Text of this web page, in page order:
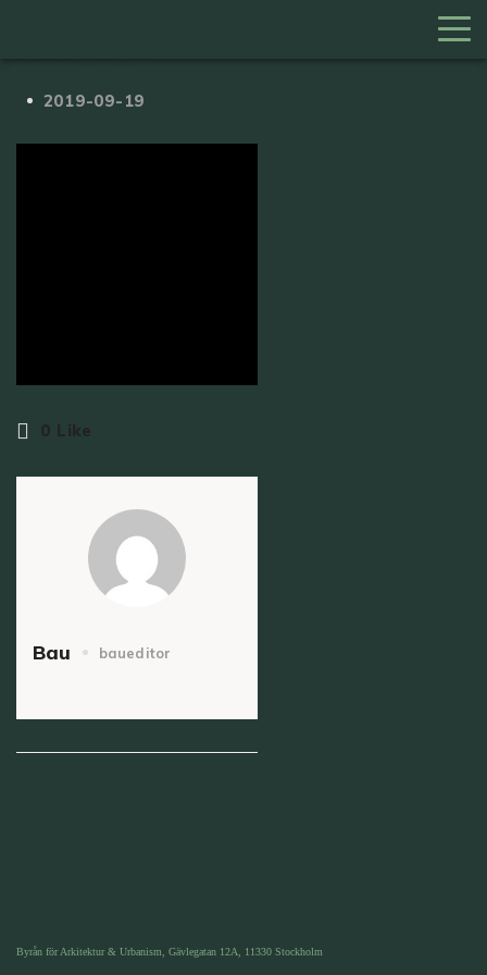
2019-09-19
0 Like
Bau baueditor
Byrån för Arkitektur & Urbanism, Gävlegatan 12A, 11330 Stockholm